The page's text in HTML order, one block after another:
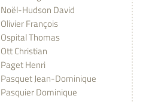
Noël-Hudson David
Olivier François
Ospital Thomas
Ott Christian
Paget Henri
Pasquet Jean-Dominique
Pasquier Dominique